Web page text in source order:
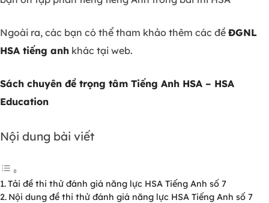
Ngoài ra, các bạn có thể tham khảo thêm các đề ĐGNL
HSA tiếng anh khác tại web.
Sách chuyên đề trọng tâm Tiếng Anh HSA – HSA
Education
Nội dung bài viết
Tải đề thi thử đánh giá năng lực HSA Tiếng Anh số 7
Nội dung đề thi thử đánh giá năng lực HSA Tiếng Anh số 7